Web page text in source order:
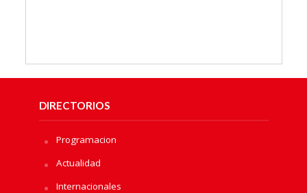
DIRECTORIOS
Programacion
Actualidad
Internacionales